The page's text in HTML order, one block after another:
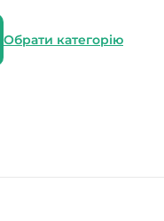
Обрати категорію